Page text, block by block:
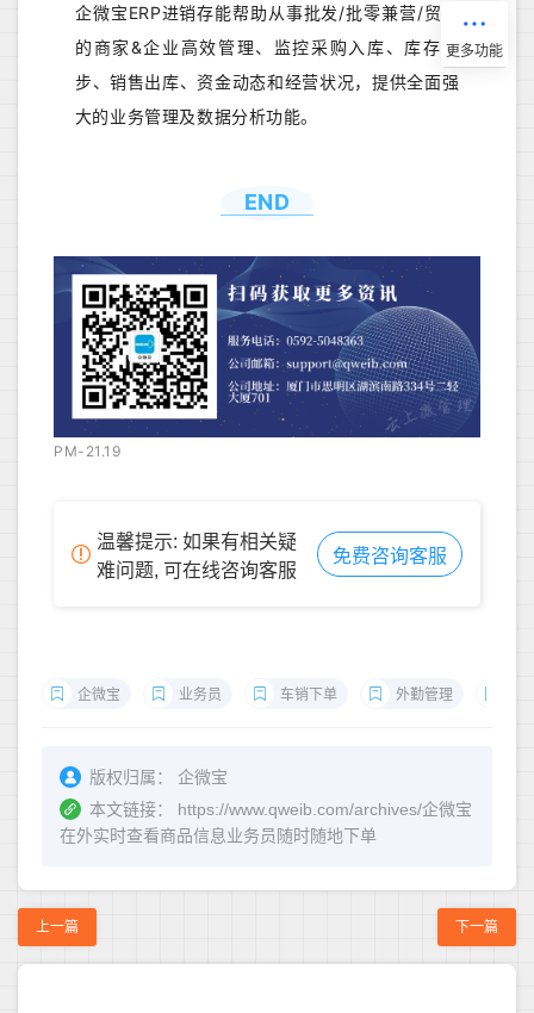
企微宝ERP进销存能帮助从事批发/批零兼营/贸易
的商家&企业高效管理、监控采购入库、库存同
步、销售出库、资金动态和经营状况，提供全面强
大的业务管理及数据分析功能。
END
PM-21.19
温馨提示: 如果有相关疑
难问题, 可在线咨询客服
免费咨询客服
企微宝 业务员 车销下单 外勤管理
版权归属：
企微宝
本文链接：
https://www.qweib.com/archives/企微宝
在外实时查看商品信息业务员随时随地下单
上一篇 下一篇